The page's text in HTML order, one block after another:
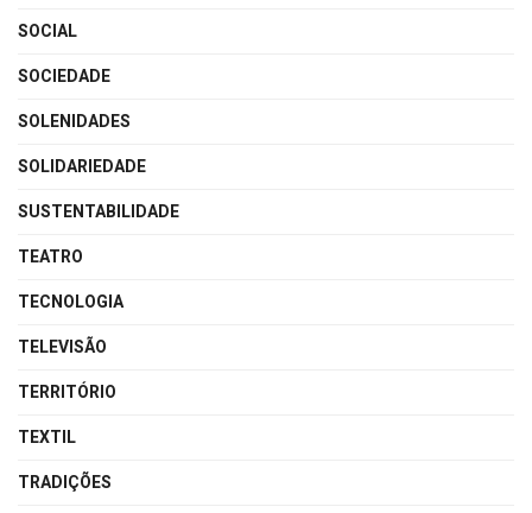
SOCIAL
SOCIEDADE
SOLENIDADES
SOLIDARIEDADE
SUSTENTABILIDADE
TEATRO
TECNOLOGIA
TELEVISÃO
TERRITÓRIO
TEXTIL
TRADIÇÕES